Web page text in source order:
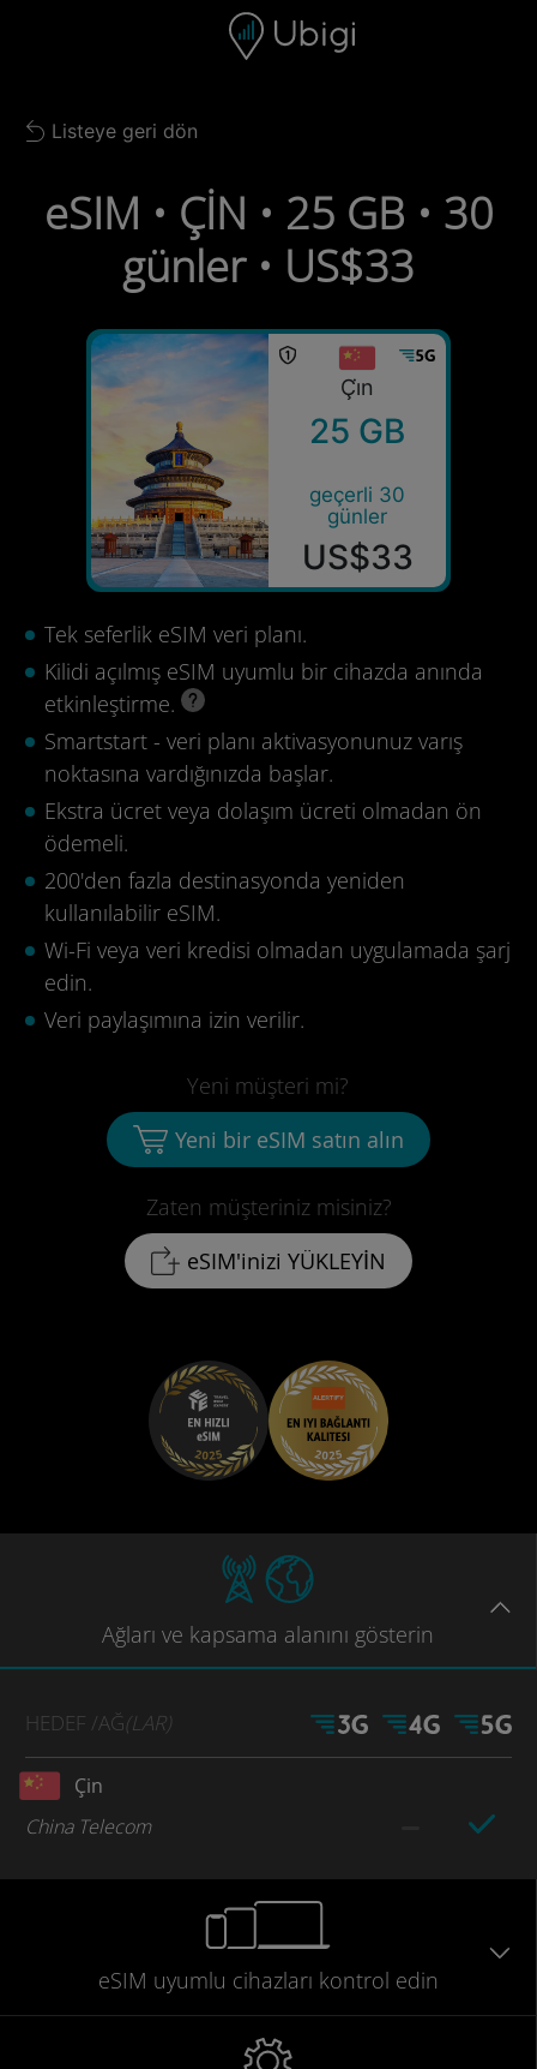
Gezinme çubuğu Alt bilgi
Back to list
Listeye geri dön
eSIM • ÇİN • 25 GB • 30
günler • US$33
Çi̇n
25 GB
geçerli 30
günler
US$33
Tek seferlik eSIM veri planı.
Kilidi açılmış eSIM uyumlu bir cihazda anında
etkinleştirme.
Smartstart - veri planı aktivasyonunuz varış
noktasına vardığınızda başlar.
Ekstra ücret veya dolaşım ücreti olmadan ön
ödemeli.
200'den fazla destinasyonda yeniden
kullanılabilir eSIM.
Wi-Fi veya veri kredisi olmadan uygulamada şarj
edin.
Veri paylaşımına izin verilir.
Zaten müşteriniz misiniz?
eSIM'inizi YÜKLEYİN
Yeni müşteri mi?
Yeni bir eSIM satın alın
Ağları ve kapsama alanını gösterin
HEDEF /AĞ(LAR)
Çin
China Telecom
eSIM uyumlu cihazları kontrol edin